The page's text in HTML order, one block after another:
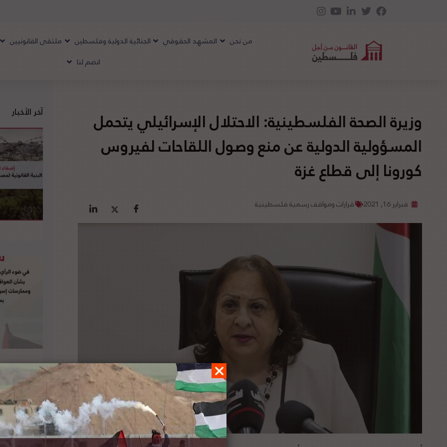
من نحن المشهد الحقوقي الجنائية الدولية وفلسطين ملتقى القانونيين
انضم لنا
وزيرة الصحة الفلسطينية: الاحتلال الإسرائيلي يتحمل
المسؤولية الدولية عن منع وصول اللقاحات لفيروس
كورونا إلى قطاع غزة
فبراير 16, 2021 قرارات ومواقف رسمية فلسطينية
آخر الأخبار